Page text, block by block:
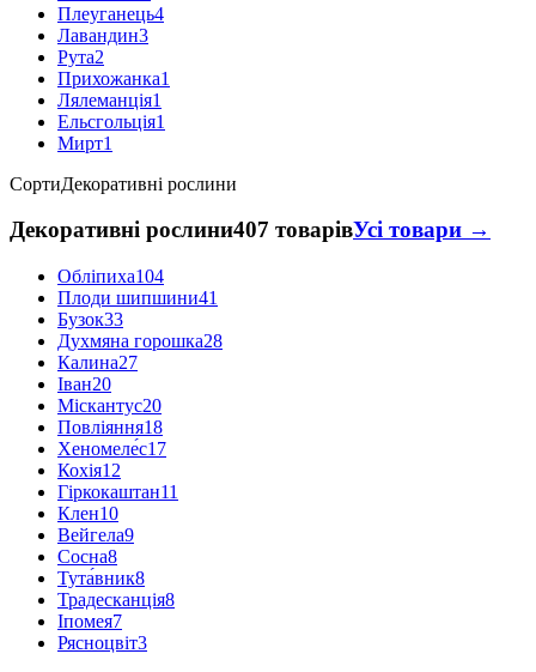
Плеуганець4
Лавандин3
Рута2
Прихожанка1
Лялеманція1
Ельсгольція1
Мирт1
СортиДекоративні рослини
Декоративні рослини407 товарівУсі товари →
Обліпиха104
Плоди шипшини41
Бузок33
Духмяна горошка28
Калина27
Іван20
Міскантус20
Повліяння18
Хеномеле́с17
Кохія12
Гіркокаштан11
Клен10
Вейгела9
Сосна8
Тута́вник8
Традесканція8
Іпомея7
Рясноцвіт3